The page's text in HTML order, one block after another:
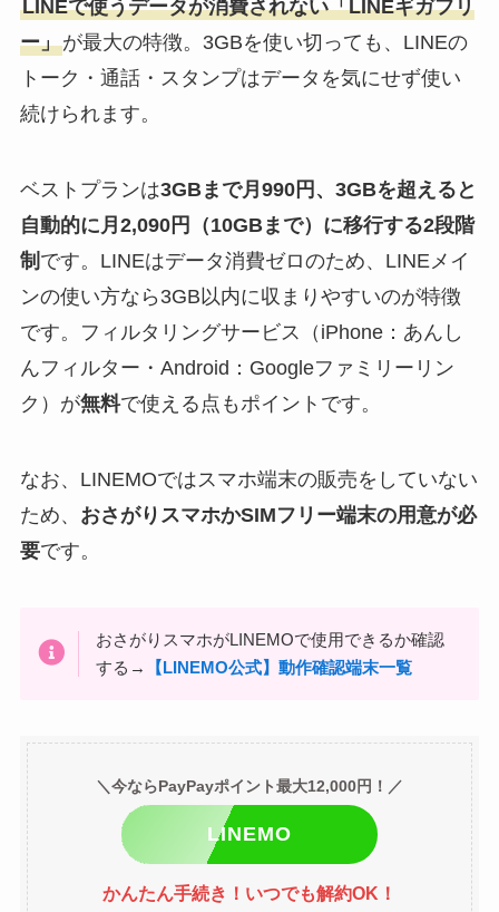
LINEで使うデータが消費されない「LINEギガフリ
ー」が最大の特徴。3GBを使い切っても、LINEの
トーク・通話・スタンプはデータを気にせず使い
続けられます。
ベストプランは3GBまで月990円、3GBを超えると
自動的に月2,090円（10GBまで）に移行する2段階
制 です。LINEはデータ消費ゼロのため、LINEメイ
ンの使い方なら3GB以内に収まりやすいのが特徴
です。フィルタリングサービス（iPhone：あんし
んフィルター・Android：Googleファミリーリン
ク）が無料で使える点もポイントです。
なお、LINEMOではスマホ端末の販売をしていない
ため、 おさがりスマホかSIMフリー端末の用意が必
要です。
おさがりスマホがLINEMOで使用できるか確認
する→
【LINEMO公式】動作確認端末一覧
＼今ならPayPayポイント最大12,000円！／
LINEMO
かんたん手続き！いつでも解約OK！